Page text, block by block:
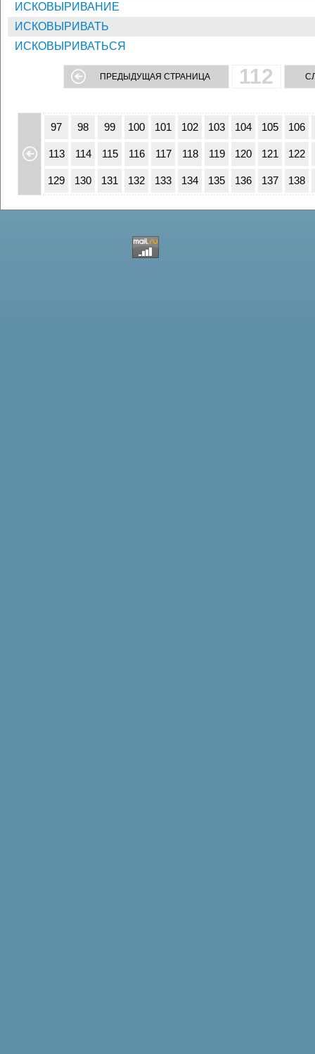
ИСКОВЫРИВАНИЕ
ИСКОВЫРИВАТЬ
ИСКОВЫРИВАТЬСЯ
ПРЕДЫДУЩАЯ СТРАНИЦА 112
80
97 98 99 100 101 102 103 104 105 106
113 114 115 116 117 118 119 120 121 122
129 130 131 132 133 134 135 136 137 138